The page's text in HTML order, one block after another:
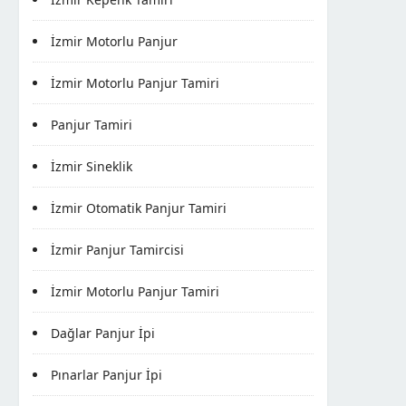
İzmir Motorlu Panjur
İzmir Motorlu Panjur Tamiri
Panjur Tamiri
İzmir Sineklik
İzmir Otomatik Panjur Tamiri
İzmir Panjur Tamircisi
İzmir Motorlu Panjur Tamiri
Dağlar Panjur İpi
Pınarlar Panjur İpi